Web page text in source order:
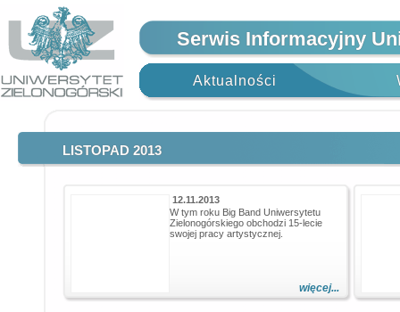
Serwis Informacyjny
Aktualności
LISTOPAD 2013
więcej...
12.11.2013
W tym roku Big Band Uniwersytetu
Zielonogórskiego obchodzi 15-lecie
swojej pracy artystycznej.